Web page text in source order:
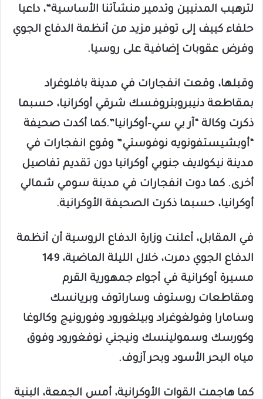
لترهيب المدنيين وتدمير منشآتنا الأساسية”، داعيا
حلفاء كييف إلى توفير مزيد من أنظمة الدفاع الجوي
وفرض عقوبات إضافية على روسيا.
وقبلها، وقعت انفجارات في مدينة بافلوغراد
بمقاطعة دنيبروبتروفسك شرقي أوكرانيا، حسبما
ذكرت وكالة “آر بي سي-أوكرانيا”.كما أكدت صحيفة
“أوبشيستفونويه نوفوستي” وقوع انفجارات في
مدينة نيكولايف جنوبي أوكرانيا دون تقديم تفاصيل
أخرى. كما دوت انفجارات في مدينة سومي شمالي
أوكرانيا، حسبما ذكرت الصحيفة الأوكرانية.
في المقابل، أعلنت وزارة الدفاع الروسية أن أنظمة
الدفاع الجوي دمرت، خلال الليلة الماضية، 149
مسيرة أوكرانية في أجواء جمهورية القرم
ومقاطعات روستوف وساراتوف وبريانسك
وسامارا وفولغوغراد وبيلغورود وفورونيج وكالوغا
وكورسك وسمولينسك ونيجني نوفغورود وفوق
مياه البحر الأسود وبحر آزوف.
كما هاجمت القوات الأوكرانية، أمس الجمعة، البنية